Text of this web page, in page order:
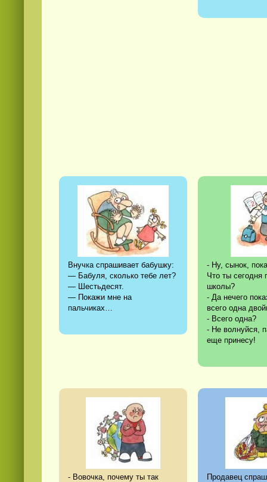
Внучка спрашивает бабушку:
— Бабуля, сколько тебе лет?
— Шестьдесят.
— Покажи мне на
пальчиках…
- Ну, сынок,
Что ты сегодня
школы?
- Да нечего
всего одна
- Всего одна?
- Не волнуйся,
еще принесу!
- Вовочка, почему ты так
Продавец